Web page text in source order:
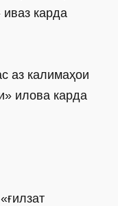
иваз карда
аз калимаҳои
илова карда